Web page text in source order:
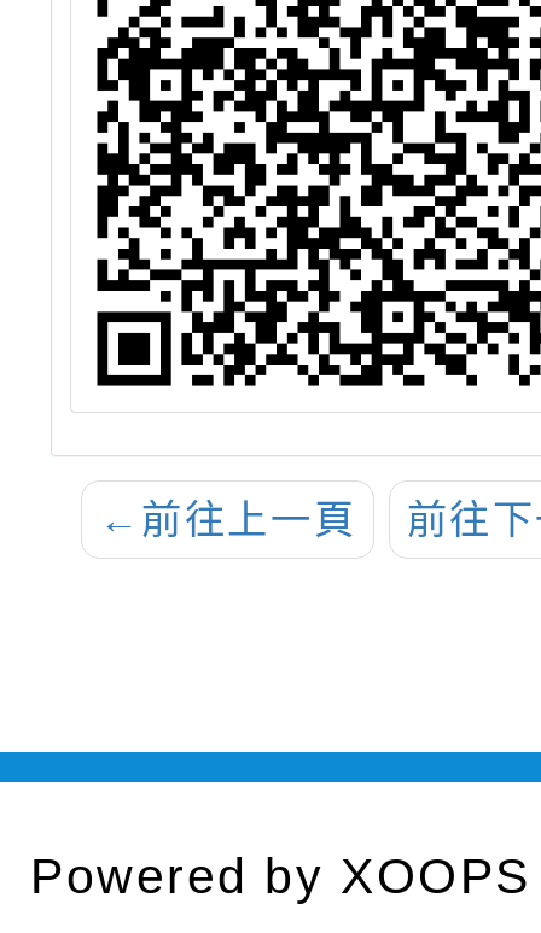
← 前往上一頁 前往
Powered by XOOPS